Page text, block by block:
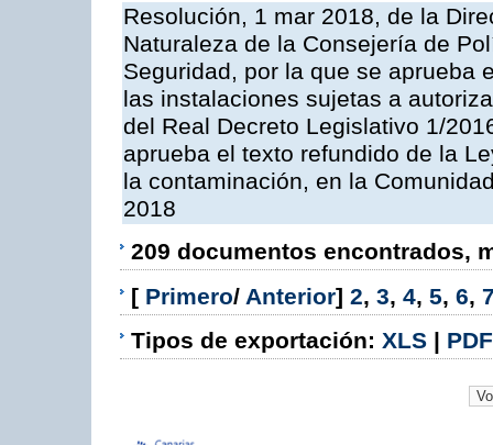
Resolución, 1 mar 2018, de la
Naturaleza de la Consejería de
Seguridad, por la que se aprueba
las instalaciones sujetas a
del Real Decreto Legislativo 1/
aprueba el texto refundido de la
la contaminación, en la
2018
209 documentos encontrados,
[ Primero/ Anterior] 2, 3, 4, 5, 6,
Tipos de exportación: XLS | PDF